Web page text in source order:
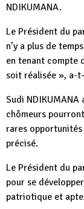
NDIKUMANA.
Le Président du
n’y a plus de
en tenant compte
soit réalisée », a-
Sudi NDIKUMANA
chômeurs
rares
précisé.
Le Président du
pour se
patriotique et